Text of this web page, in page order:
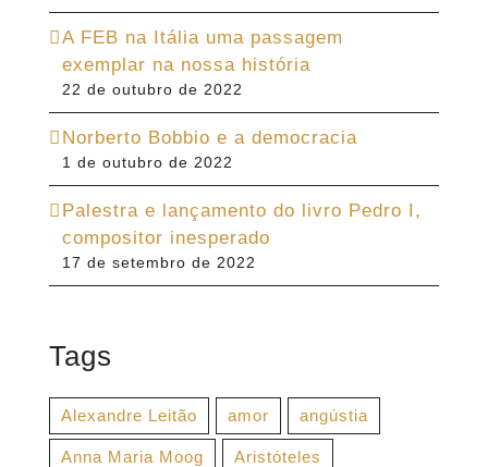
A FEB na Itália uma passagem
exemplar na nossa história
22 de outubro de 2022
Norberto Bobbio e a democracia
1 de outubro de 2022
Palestra e lançamento do livro Pedro I,
compositor inesperado
17 de setembro de 2022
Tags
Alexandre Leitão amor angústia
Anna Maria Moog Aristóteles